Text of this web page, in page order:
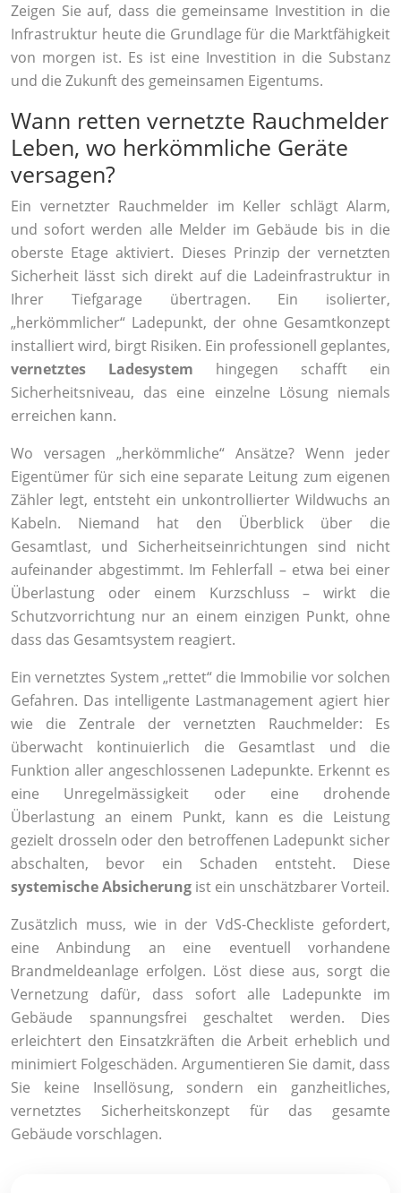
Zeigen Sie auf, dass die gemeinsame Investition in die
Infrastruktur heute die Grundlage für die Marktfähigkeit
von morgen ist. Es ist eine Investition in die Substanz
und die Zukunft des gemeinsamen Eigentums.
Wann retten vernetzte Rauchmelder
Leben, wo herkömmliche Geräte
versagen?
Ein vernetzter Rauchmelder im Keller schlägt Alarm,
und sofort werden alle Melder im Gebäude bis in die
oberste Etage aktiviert. Dieses Prinzip der vernetzten
Sicherheit lässt sich direkt auf die Ladeinfrastruktur in
Ihrer Tiefgarage übertragen. Ein isolierter,
„herkömmlicher“ Ladepunkt, der ohne Gesamtkonzept
installiert wird, birgt Risiken. Ein professionell geplantes,
vernetztes Ladesystem hingegen schafft ein
Sicherheitsniveau, das eine einzelne Lösung niemals
erreichen kann.
Wo versagen „herkömmliche“ Ansätze? Wenn jeder
Eigentümer für sich eine separate Leitung zum eigenen
Zähler legt, entsteht ein unkontrollierter Wildwuchs an
Kabeln. Niemand hat den Überblick über die
Gesamtlast, und Sicherheitseinrichtungen sind nicht
aufeinander abgestimmt. Im Fehlerfall – etwa bei einer
Überlastung oder einem Kurzschluss – wirkt die
Schutzvorrichtung nur an einem einzigen Punkt, ohne
dass das Gesamtsystem reagiert.
Ein vernetztes System „rettet“ die Immobilie vor solchen
Gefahren. Das intelligente Lastmanagement agiert hier
wie die Zentrale der vernetzten Rauchmelder: Es
überwacht kontinuierlich die Gesamtlast und die
Funktion aller angeschlossenen Ladepunkte. Erkennt es
eine Unregelmässigkeit oder eine drohende
Überlastung an einem Punkt, kann es die Leistung
gezielt drosseln oder den betroffenen Ladepunkt sicher
abschalten, bevor ein Schaden entsteht. Diese
systemische Absicherung ist ein unschätzbarer Vorteil.
Zusätzlich muss, wie in der VdS-Checkliste gefordert,
eine Anbindung an eine eventuell vorhandene
Brandmeldeanlage erfolgen. Löst diese aus, sorgt die
Vernetzung dafür, dass sofort alle Ladepunkte im
Gebäude spannungsfrei geschaltet werden. Dies
erleichtert den Einsatzkräften die Arbeit erheblich und
minimiert Folgeschäden. Argumentieren Sie damit, dass
Sie keine Insellösung, sondern ein ganzheitliches,
vernetztes Sicherheitskonzept für das gesamte
Gebäude vorschlagen.